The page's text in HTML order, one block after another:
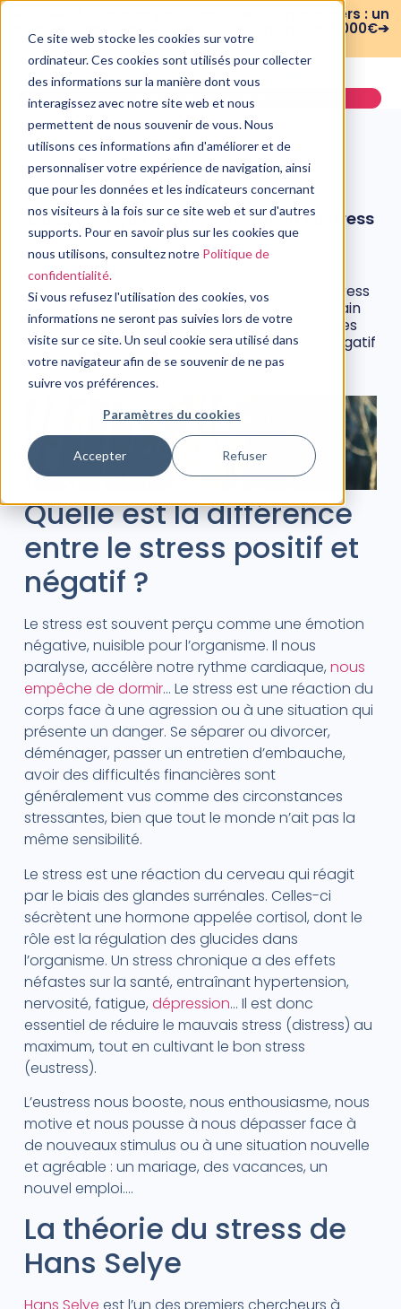
Ce site web stocke les cookies sur votre
ordinateur. Ces cookies sont utilisés pour collecter
des informations sur la manière dont vous
interagissez avec notre site web et nous
permettent de nous souvenir de vous. Nous
utilisons ces informations afin d'améliorer et de
personnaliser votre expérience de navigation, ainsi
que pour les données et les indicateurs concernant
nos visiteurs à la fois sur ce site web et sur d'autres
supports. Pour en savoir plus sur les cookies que
nous utilisons, consultez notre Politique de
confidentialité.
Si vous refusez l'utilisation des cookies, vos
informations ne seront pas suivies lors de votre
visite sur ce site. Un seul cookie sera utilisé dans
votre navigateur afin de se souvenir de ne pas
suivre vos préférences.
Paramètres du cookies
Accepter Refuser
WEBINAIRE : Risques psychosociaux et managers : un
plan de formation sur 3 mois pour moins de 3 000€➔
voir le replay
Demander une démo
PSYCHOLOGIE
Qu’est-ce que le stress positif ou eustress
? Comment le cultiver ?
28 décembre, 2022
Le mauvais stress, s’il est chronique, est
destructeur. À l’opposé, le bon stress ou eustress
a des effets positifs : motivation boostée, regain
d’énergie, exaltation… Positive You vous livre ses
quatre conseils pour transformer le stress négatif
en stress positif.
Quelle est la différence
entre le stress positif et
négatif ?
Le stress est souvent perçu comme une émotion
négative, nuisible pour l’organisme. Il nous
paralyse, accélère notre rythme cardiaque, nous
empêche de dormir… Le stress est une réaction du
corps face à une agression ou à une situation qui
présente un danger. Se séparer ou divorcer,
déménager, passer un entretien d’embauche,
avoir des difficultés financières sont
généralement vus comme des circonstances
stressantes, bien que tout le monde n’ait pas la
même sensibilité.
Le stress est une réaction du cerveau qui réagit
par le biais des glandes surrénales. Celles-ci
sécrètent une hormone appelée cortisol, dont le
rôle est la régulation des glucides dans
l’organisme. Un stress chronique a des effets
néfastes sur la santé, entraînant hypertension,
nervosité, fatigue, dépression… Il est donc
essentiel de réduire le mauvais stress (distress) au
maximum, tout en cultivant le bon stress
(eustress).
L’eustress nous booste, nous enthousiasme, nous
motive et nous pousse à nous dépasser face à
de nouveaux stimulus ou à une situation nouvelle
et agréable : un mariage, des vacances, un
nouvel emploi….
La théorie du stress de
Hans Selye